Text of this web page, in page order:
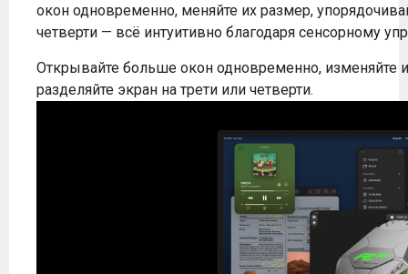
окон одновременно, меняйте их размер,
четверти — всё интуитивно благодаря сенсорному
Открывайте больше окон одновременно, изменяйте
разделяйте экран на трети или четверти.